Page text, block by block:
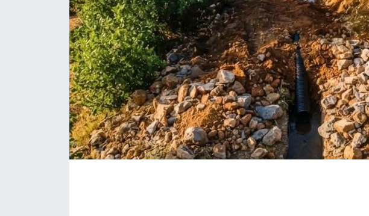
EKONOMİ
English News
Flaş Haber
Gayrimenkul